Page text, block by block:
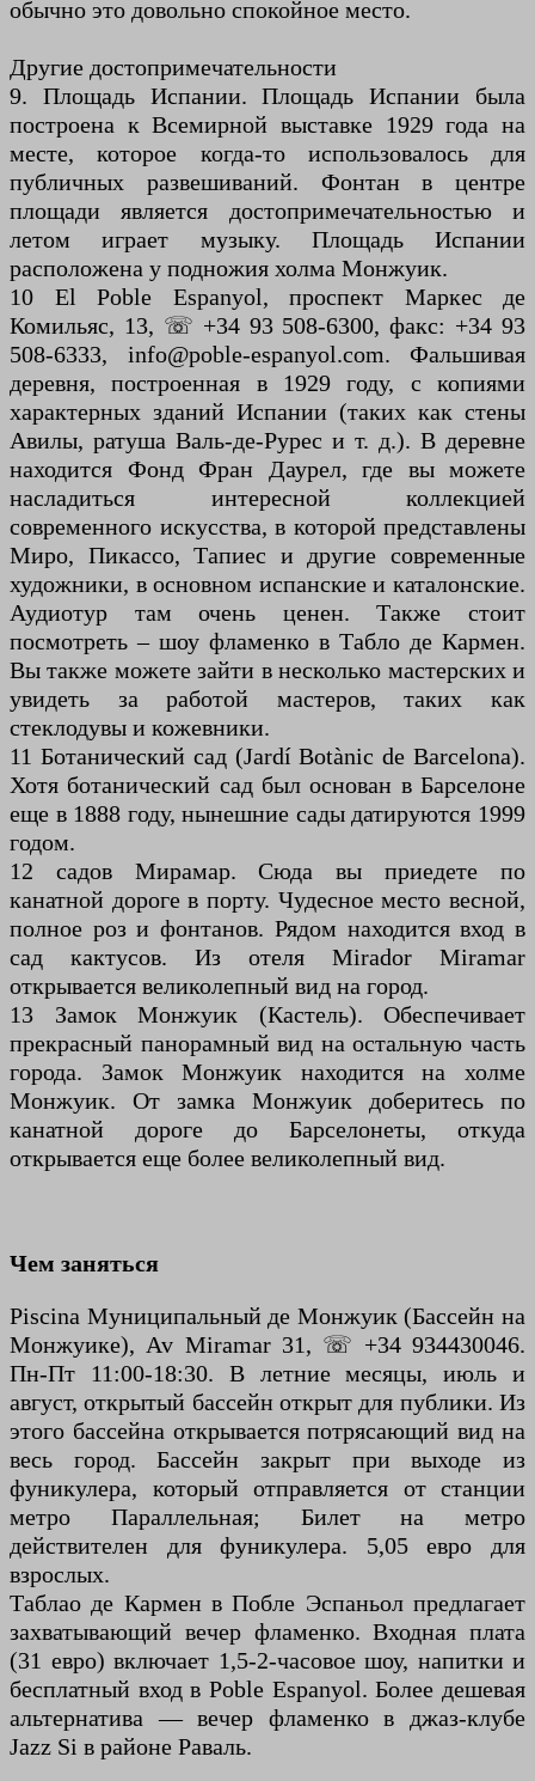
обычно это довольно спокойное место.
Другие достопримечательности
9. Площадь Испании. Площадь Испании была
построена к Всемирной выставке 1929 года на
месте, которое когда-то использовалось для
публичных развешиваний. Фонтан в центре
площади является достопримечательностью и
летом играет музыку. Площадь Испании
расположена у подножия холма Монжуик.
10 El Poble Espanyol, проспект Маркес де
Комильяс, 13, ☏ +34 93 508-6300, факс: +34 93
508-6333, info@poble-espanyol.com. Фальшивая
деревня, построенная в 1929 году, с копиями
характерных зданий Испании (таких как стены
Авилы, ратуша Валь-де-Рурес и т. д.). В деревне
находится Фонд Фран Даурел, где вы можете
насладиться интересной коллекцией
современного искусства, в которой представлены
Миро, Пикассо, Тапиес и другие современные
художники, в основном испанские и каталонские.
Аудиотур там очень ценен. Также стоит
посмотреть – шоу фламенко в Табло де Кармен.
Вы также можете зайти в несколько мастерских и
увидеть за работой мастеров, таких как
стеклодувы и кожевники.
11 Ботанический сад (Jardí Botànic de Barcelona).
Хотя ботанический сад был основан в Барселоне
еще в 1888 году, нынешние сады датируются 1999
годом.
12 садов Мирамар. Сюда вы приедете по
канатной дороге в порту. Чудесное место весной,
полное роз и фонтанов. Рядом находится вход в
сад кактусов. Из отеля Mirador Miramar
открывается великолепный вид на город.
13 Замок Монжуик (Кастель). Обеспечивает
прекрасный панорамный вид на остальную часть
города. Замок Монжуик находится на холме
Монжуик. От замка Монжуик доберитесь по
канатной дороге до Барселонеты, откуда
открывается еще более великолепный вид.
Чем заняться
Piscina Муниципальный де Монжуик (Бассейн на
Монжуике), Av Miramar 31, ☏ +34 934430046.
Пн-Пт 11:00-18:30. В летние месяцы, июль и
август, открытый бассейн открыт для публики. Из
этого бассейна открывается потрясающий вид на
весь город. Бассейн закрыт при выходе из
фуникулера, который отправляется от станции
метро Параллельная; Билет на метро
действителен для фуникулера. 5,05 евро для
взрослых.
Таблао де Кармен в Побле Эспаньол предлагает
захватывающий вечер фламенко. Входная плата
(31 евро) включает 1,5-2-часовое шоу, напитки и
бесплатный вход в Poble Espanyol. Более дешевая
альтернатива — вечер фламенко в джаз-клубе
Jazz Si в районе Раваль.